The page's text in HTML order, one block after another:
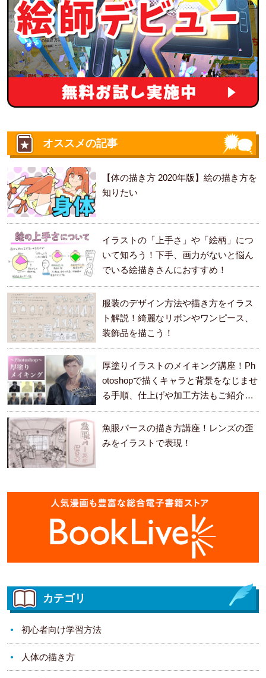
オススメの記事
【体の描き方 2020年版】絵の描き方を
知りたい
イラストの「上手さ」や「絵柄」につ
いて知ろう！下手、画力がないと悩ん
でいる絵描きさんにおすすめ！
服装のデザイン方法や描き方をイラス
ト解説！綺麗なリボンやワンピース、
装飾品を描こう！
厚塗りイラストのメイキング講座！Ph
otoshopで描くキャラと背景をなじませ
る手順、仕上げや加工方法もご紹介し
ます。
魚眼パースの描き方講座！レンズの歪
みをイラストで表現！
カテゴリ
初心者向け学習方法
人体の描き方